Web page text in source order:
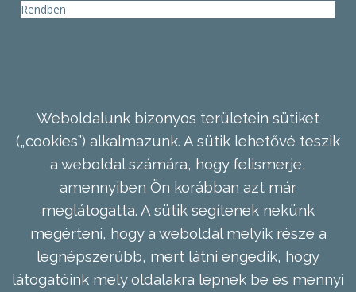
Rendben
Weboldalunk bizonyos területein sütiket
(„cookies”) alkalmazunk. A sütik lehetővé teszik
a weboldal számára, hogy felismerje,
amennyiben Ön korábban azt már
meglátogatta. A sütik segítenek nekünk
megérteni, hogy a weboldal melyik része a
legnépszerűbb, mert látni engedik, hogy
látogatóink mely oldalakra lépnek be és mennyi